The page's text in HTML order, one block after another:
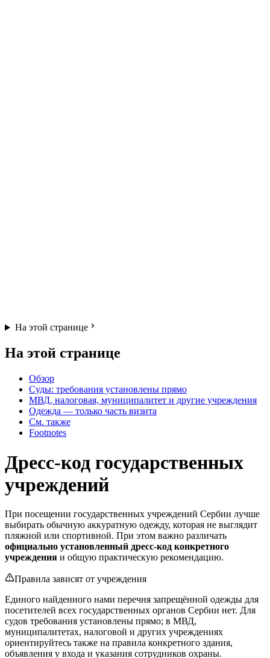
На этой странице
На этой странице
Обзор
Суды: требования установлены прямо
МВД, налоговая, муниципалитет и другие учреждения
Одежда — только часть визита
См. также
Footnotes
Дресс-код государственных
учреждений
При посещении государственных учреждений Сербии лучше
выбирать обычную аккуратную одежду, которая не выглядит
пляжной или спортивной. При этом важно различать
официально установленный дресс-код конкретного
учреждения и общую практическую рекомендацию.
Правила зависят от учреждения
Единого найденного нами перечня запрещённой одежды для
посетителей всех государственных органов Сербии нет. Для
судов требования установлены прямо; в МВД,
муниципалитетах, налоговой и других учреждениях
ориентируйтесь также на правила конкретного здания,
объявления у входа и указания сотрудников охраны.